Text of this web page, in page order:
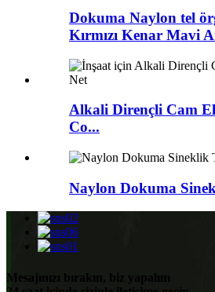
Dokuma Naylon tel
Kırmızı Kenar Mavi
Alkali Dirençli Cam
Co...
Naylon Dokuma
Mesajınızı bırakın, biz yapalım